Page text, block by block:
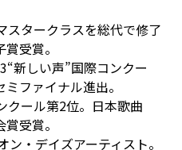
スタークラスを総代で修了
受賞。
新しい声”国際コンクー
ファイナル進出。
クール第2位。日本歌曲
受賞。
・デイズアーティスト。